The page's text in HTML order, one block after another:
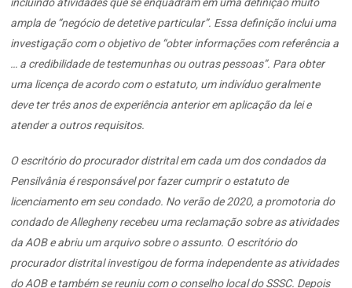
incluindo atividades que se enquadram em uma definição muito
ampla de “negócio de detetive particular”. Essa definição inclui uma
investigação com o objetivo de “obter informações com referência a
… a credibilidade de testemunhas ou outras pessoas”. Para obter
uma licença de acordo com o estatuto, um indivíduo geralmente
deve ter três anos de experiência anterior em aplicação da lei e
atender a outros requisitos.
O escritório do procurador distrital em cada um dos condados da
Pensilvânia é responsável por fazer cumprir o estatuto de
licenciamento em seu condado. No verão de 2020, a promotoria do
condado de Allegheny recebeu uma reclamação sobre as atividades
da AOB e abriu um arquivo sobre o assunto. O escritório do
procurador distrital investigou de forma independente as atividades
do AOB e também se reuniu com o conselho local do SSSC. Depois